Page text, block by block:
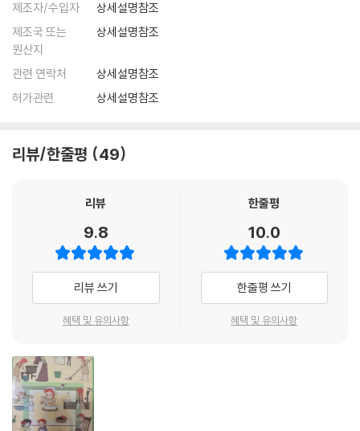
제조자/수입자
상세설명참조
제조국 또는
원산지
상세설명참조
관련 연락처
상세설명참조
허가관련
상세설명참조
리뷰/한줄평 49
리뷰
9.8
리뷰 쓰기
혜택 및 유의사항
한줄평
10.0
한줄평 쓰기
혜택 및 유의사항